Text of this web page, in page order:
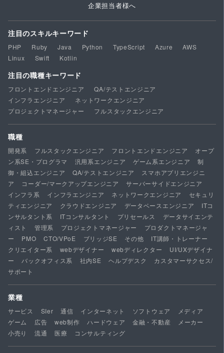
企業担当者様へ
注目のスキルキーワード
PHP Ruby Java Python TypeScript Azure
AWS
Linux
Swift Kotlin
注目の職種キーワード
フロントエンドエンジニア
QA/テストエンジニア
インフラエンジニア
ネットワークエンジニア
プロジェクトマネージャー
フルスタックエンジニア
職種
開発系 フルスタックエンジニア フロントエンドエンジニア
オープ
ン系SE・プログラマ
汎用系エンジニア ゲーム系エンジニア
制
御・組込エンジニア
QA/テストエンジニア
スマホアプリエンジニ
ア
コーダー/マークアップエンジニア
サーバーサイドエンジニア
インフラ系
インフラエンジニア ネットワークエンジニア
セキュリ
ティエンジニア
クラウドエンジニア データベースエンジニア
ITコ
ンサルタント系
ITコンサルタント プリセールス
データサイエンテ
ィスト
管理系 プロジェクトマネージャー
プロダクトマネージャ
ー
PMO CTO/VPoE ブリッジSE その他
IT講師・トレーナー
クリエイター系
webデザイナー webディレクター
UI/UXデザイナ
ー
バックオフィス系 社内SE ヘルプデスク
カスタマーサクセス/
サポート
業種
サービス SIer 通信 インターネット ソフトウェア
メディア
ゲーム
広告 web制作 ハードウェア 金融・不動産
メーカー
小売り
流通 医療 コンサルティング